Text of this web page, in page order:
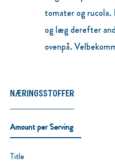
tomater og rucola.
og læg derefter
ovenpå.
NÆRINGSSTOFFER
Amount per Serving
Title